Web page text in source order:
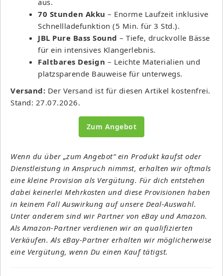
70 Stunden Akku – Enorme Laufzeit inklusive
Schnellladefunktion (5 Min. für 3 Std.).
JBL Pure Bass Sound – Tiefe, druckvolle Bässe
für ein intensives Klangerlebnis.
Faltbares Design – Leichte Materialien und
platzsparende Bauweise für unterwegs.
Versand: Der Versand ist für diesen Artikel kostenfrei.
Stand: 27.07.2026.
Zum Angebot
Wenn du über „zum Angebot“ ein Produkt kaufst oder
Dienstleistung in Anspruch nimmst, erhalten wir oftmals
eine kleine Provision als Vergütung. Für dich entstehen
dabei keinerlei Mehrkosten und diese Provisionen haben
in keinem Fall Auswirkung auf unsere Deal-Auswahl.
Unter anderem sind wir Partner von eBay und Amazon.
Als Amazon-Partner verdienen wir an qualifizierten
Verkäufen. Als eBay-Partner erhalten wir möglicherweise
eine Vergütung, wenn Du einen Kauf tätigst.